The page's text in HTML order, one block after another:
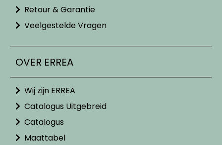
Retour & Garantie
Veelgestelde Vragen
OVER ERREA
Wij zijn ERREA
Catalogus Uitgebreid
Catalogus
Maattabel